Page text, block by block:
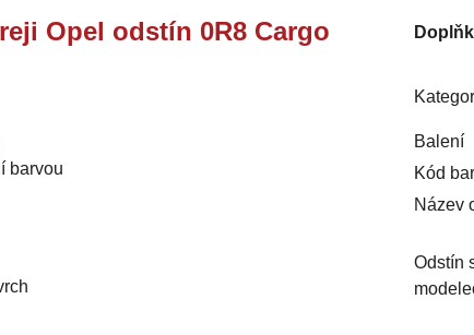
Opel odstín 0R8 Cargo
barvou
Balení
Kód
Název
Odstín